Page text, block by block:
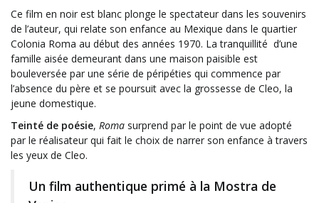
Ce film en noir est blanc plonge le spectateur dans les souvenirs
de l’auteur, qui relate son enfance au Mexique dans le quartier
Colonia Roma au début des années 1970. La tranquillité d’une
famille aisée demeurant dans une maison paisible est
bouleversée par une série de péripéties qui commence par
l’absence du père et se poursuit avec la grossesse de Cleo, la
jeune domestique.
Teinté de poésie, Roma surprend par le point de vue adopté
par le réalisateur qui fait le choix de narrer son enfance à travers
les yeux de Cleo.
Un film authentique primé à la Mostra de